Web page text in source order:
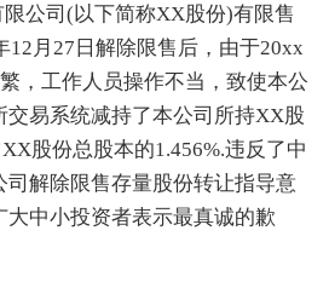
公司(以下简称XX股份)有限售
12月27日解除限售后，由于20xx
，工作人员操作不当，致使本公
交易系统减持了本公司所持XX股
股份总股本的1.456%.违反了中
司解除限售存量股份转让指导意
大中小投资者表示最真诚的歉